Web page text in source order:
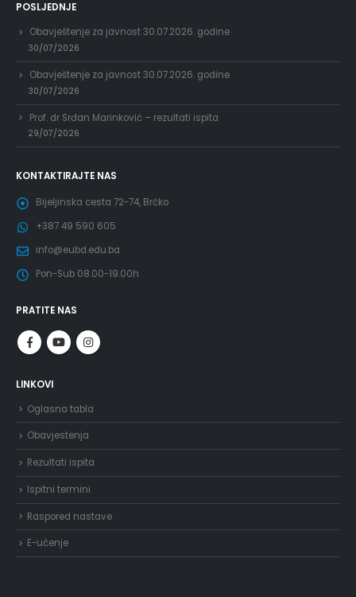
POSLJEDNJE
Obavještenje za javnost 30.07.2026. godine
30/07/2026
Obavještenje za javnost 30.07.2026. godine
30/07/2026
Prof. dr Srđan Marinković – rezultati ispita
29/07/2026
KONTAKTIRAJTE NAS
Bijeljinska cesta 72-74, Brčko
+387 49 590 605
info@eubd.edu.ba
Pon-Sub 08.00-19.00h
PRATITE NAS
LINKOVI
Oglasna tabla
Obavjestenja
Rezultati ispita
Ispitni termini
Raspored nastave
E-učenje